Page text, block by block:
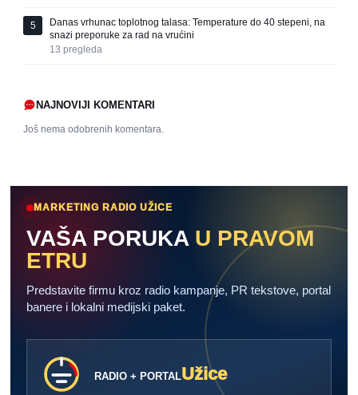
5
Danas vrhunac toplotnog talasa: Temperature do 40 stepeni, na
snazi preporuke za rad na vrućini
13 pregleda
NAJNOVIJI KOMENTARI
Još nema odobrenih komentara.
MARKETING RADIO UŽICE
VAŠA PORUKA U PRAVOM
ETRU
Predstavite firmu kroz radio kampanje, PR tekstove, portal
banere i lokalni medijski paket.
RADIO + PORTALUžice